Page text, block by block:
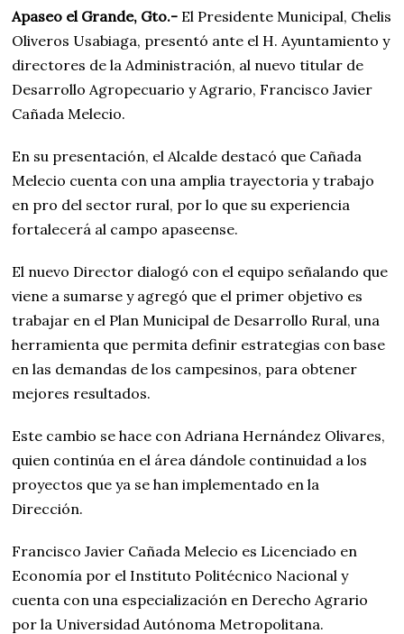
Apaseo el Grande, Gto.- El Presidente Municipal, Chelis
Oliveros Usabiaga, presentó ante el H. Ayuntamiento y
directores de la Administración, al nuevo titular de
Desarrollo Agropecuario y Agrario, Francisco Javier
Cañada Melecio.
En su presentación, el Alcalde destacó que Cañada
Melecio cuenta con una amplia trayectoria y trabajo
en pro del sector rural, por lo que su experiencia
fortalecerá al campo apaseense.
El nuevo Director dialogó con el equipo señalando que
viene a sumarse y agregó que el primer objetivo es
trabajar en el Plan Municipal de Desarrollo Rural, una
herramienta que permita definir estrategias con base
en las demandas de los campesinos, para obtener
mejores resultados.
Este cambio se hace con Adriana Hernández Olivares,
quien continúa en el área dándole continuidad a los
proyectos que ya se han implementado en la
Dirección.
Francisco Javier Cañada Melecio es Licenciado en
Economía por el Instituto Politécnico Nacional y
cuenta con una especialización en Derecho Agrario
por la Universidad Autónoma Metropolitana.